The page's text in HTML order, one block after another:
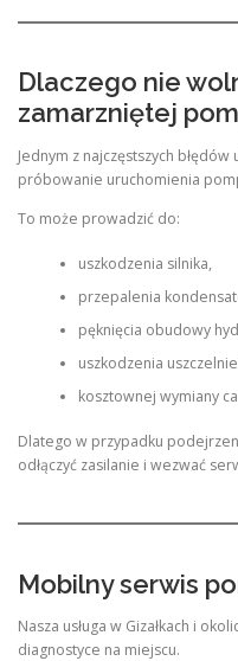
Dlaczego nie
zamarzniętej
Jednym z najczęstszych
próbowanie uruchomienia
To może prowadzić do:
uszkodzenia silnika,
przepalenia
pęknięcia obudowy
uszkodzenia
kosztownej wymiany
Dlatego w przypadku
odłączyć zasilanie i wezwać
Mobilny serwis
Nasza usługa w Gizałkach i
diagnostyce na miejscu.